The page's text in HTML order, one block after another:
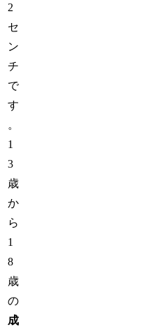
2
セ
ン
チ
で
す
。
1
3
歳
か
ら
1
8
歳
の
成